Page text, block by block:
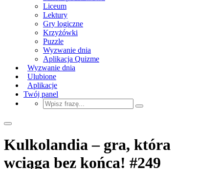
Liceum
Lektury
Gry logiczne
Krzyżówki
Puzzle
Wyzwanie dnia
Aplikacja Quizme
Wyzwanie dnia
Ulubione
Aplikacje
Twój panel
Kulkolandia – gra, która
wciąga bez końca! #249